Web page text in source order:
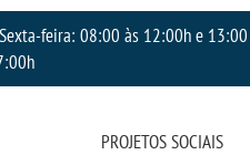
feira: 08:00 às 12:00h e 13:00
PROJETOS SOCIAIS